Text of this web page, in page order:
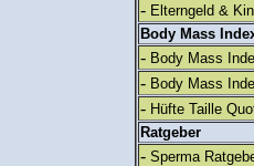
- Elterngeld &
Body Mass
- Body Mass
- Body Mass
- Hüfte Taille
Ratgeber
- Sperma